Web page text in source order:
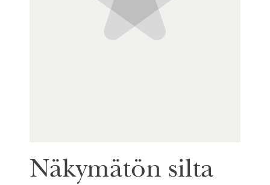
Näkymätön silta